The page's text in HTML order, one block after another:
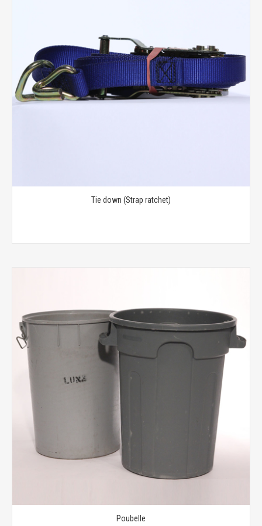
Tie down (Strap ratchet)
Poubelle